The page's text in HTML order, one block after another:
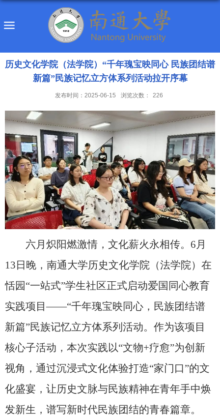
历史文化学院（法学院）“千年瑰宝映同心 民族团结谱
新篇”民族记忆立方体系列活动拉开序幕
发布时间：2025-06-15 浏览次数： 226
六月炽阳燃激情，文化薪火永相传。6月
13日晚，南通大学历史文化学院（法学院）在
恬园“一站式”学生社区正式启动爱国同心教育
实践项目——“千年瑰宝映同心，民族团结谱
新篇”民族记忆立方体系列活动。作为该项目
核心子活动，本次实践以“文物+疗愈”为创新
视角，通过沉浸式文化体验打造“家门口”的文
化盛宴，让历史文脉与民族精神在青年手中焕
发新生，谱写新时代民族团结的青春篇章。